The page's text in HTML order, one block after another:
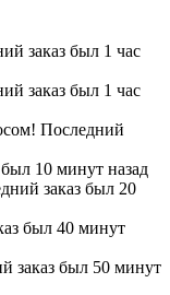
заказ был 1 час
заказ был 1 час
Последний
10 минут назад
заказ был 20
был 40 минут
заказ был 50 минут